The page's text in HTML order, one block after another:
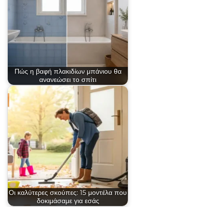
Πώς η βαφή πλακιδίων μπάνιου θα
ανανεώσει το σπίτι
Οι καλύτερες σκούπες: 15 μοντέλα που
δοκιμάσαμε για εσάς